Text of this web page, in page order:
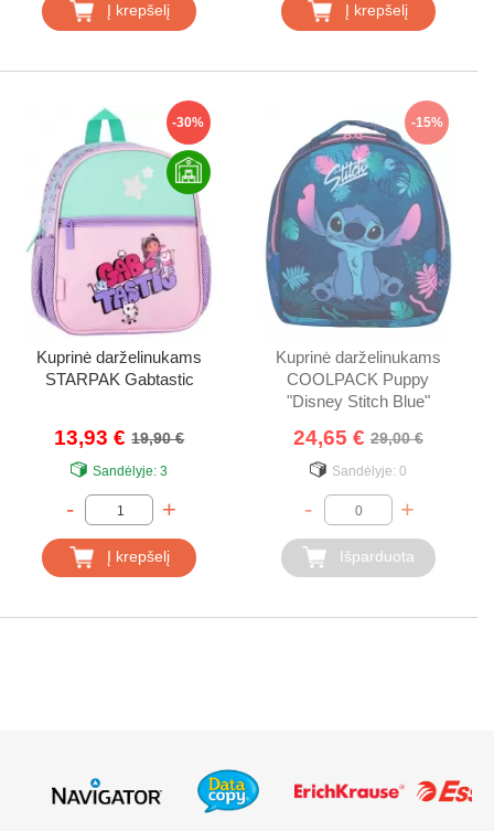
Į krepšelį Į krepšelį
-30%
Kuprinė darželinukams
STARPAK Gabtastic
13,93 €19,90 €
Sandėlyje: 3
- +
Į krepšelį
-15%
Kuprinė darželinukams
COOLPACK Puppy
"Disney Stitch Blue"
24,65 €29,00 €
Sandėlyje: 0
- +
Išparduota